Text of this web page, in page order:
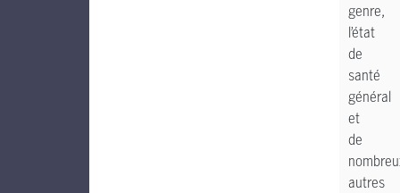
genre,
l’état
de
santé
général
et
de
autres